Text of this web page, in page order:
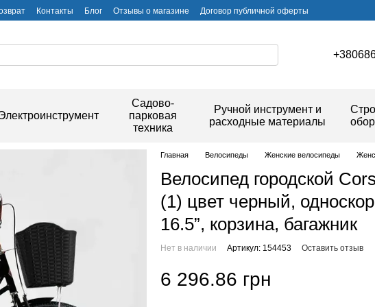
Контакты Блог Отзывы о магазине
Договор публичной оферты
Садово-
парковая
техника
Ручной инструмент и
расходные материалы
Главная Велосипеды Женские велосипеды
Велосипед городской
(1) цвет черный,
16.5”, корзина, багажник
Нет в наличии Артикул: 154453 Оставить отзыв
6 296.86 грн